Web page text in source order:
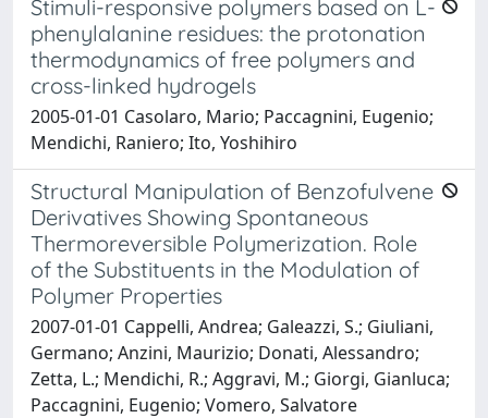
Stimuli-responsive polymers based on L-
phenylalanine residues: the protonation
thermodynamics of free polymers and
cross-linked hydrogels
2005-01-01 Casolaro, Mario; Paccagnini, Eugenio;
Mendichi, Raniero; Ito, Yoshihiro
Structural Manipulation of Benzofulvene
Derivatives Showing Spontaneous
Thermoreversible Polymerization. Role
of the Substituents in the Modulation of
Polymer Properties
2007-01-01 Cappelli, Andrea; Galeazzi, S.; Giuliani,
Germano; Anzini, Maurizio; Donati, Alessandro;
Zetta, L.; Mendichi, R.; Aggravi, M.; Giorgi, Gianluca;
Paccagnini, Eugenio; Vomero, Salvatore